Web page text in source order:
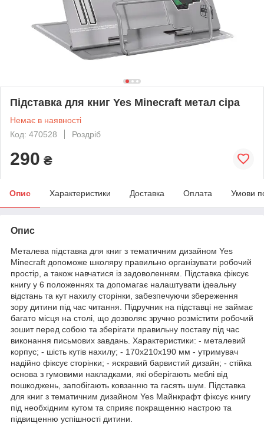
Підставка для книг Yes Minecraft метал сіра
Немає в наявності
Код: 470528
Роздріб
290 ₴
Опис Характеристики Доставка Оплата Умови
Опис
Металева підставка для книг з тематичним дизайном Yes
Minecraft допоможе школяру правильно організувати робочий
простір, а також навчатися із задоволенням. Підставка фіксує
книгу у 6 положеннях та допомагає налаштувати ідеальну
відстань та кут нахилу сторінки, забезпечуючи збереження
зору дитини під час читання. Підручник на підставці не займає
багато місця на столі, що дозволяє зручно розмістити робочий
зошит перед собою та зберігати правильну поставу під час
виконання письмових завдань. Характеристики: - металевий
корпус; - шість кутів нахилу; - 170x210x190 мм - утримувач
надійно фіксує сторінки; - яскравий барвистий дизайн; - стійка
основа з гумовими накладками, які оберігають меблі від
пошкоджень, запобігають ковзанню та гасять шум. Підставка
для книг з тематичним дизайном Yes Майнкрафт фіксує книгу
під необхідним кутом та сприяє покращенню настрою та
підвищенню успішності дитини.